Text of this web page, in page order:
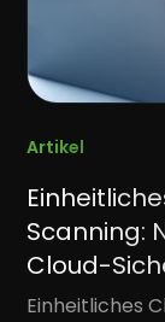
Artikel
Scanning:
Cloud-
Einheitliches